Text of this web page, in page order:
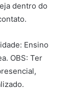
dentro do
Ensino
OBS: Ter